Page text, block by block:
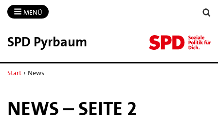
MENÜ
SPD Pyrbaum
Start › News
NEWS – SEITE 2